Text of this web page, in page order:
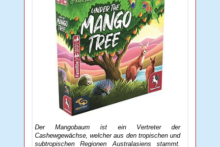
Der Mangobaum ist ein Vertreter der
Cashewgewächse, welcher aus den tropischen und
subtropischen Regionen Australasiens stammt.